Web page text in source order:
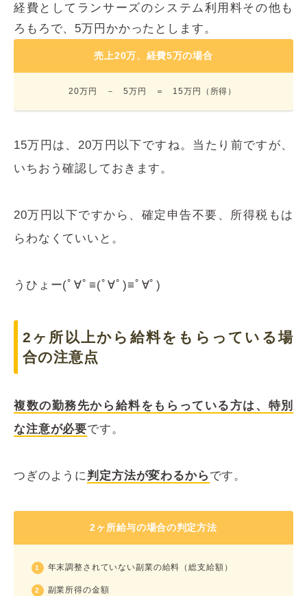
経費としてランサーズのシステム利用料その他も
ろもろで、5万円かかったとします。
売上20万、経費5万の場合
20万円 － 5万円 ＝ 15万円（所得）
15万円は、20万円以下ですね。当たり前ですが、
いちおう確認しておきます。
20万円以下ですから、確定申告不要、所得税もは
らわなくていいと。
うひょー(ﾟ∀ﾟ≡(ﾟ∀ﾟ)≡ﾟ∀ﾟ)
2ヶ所以上から給料をもらっている場
合の注意点
複数の勤務先から給料をもらっている方は、特別
な注意が必要です。
つぎのように 判定方法が変わるから です。
2ヶ所給与の場合の判定方法
年末調整されていない副業の給料（総支給額）
副業所得の金額